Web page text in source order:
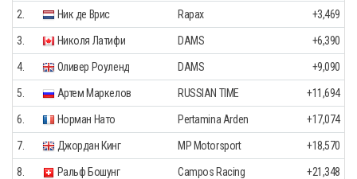
2. Ник де Врис Rapax +3,469
3. Николя Латифи DAMS +6,390
4. Оливер Роуленд DAMS +9,090
5. Артем Маркелов RUSSIAN TIME +11,694
6. Норман Нато Pertamina Arden +17,074
7. Джордан Кинг MP Motorsport +18,570
8. Ральф Бошунг Campos Racing +21,348